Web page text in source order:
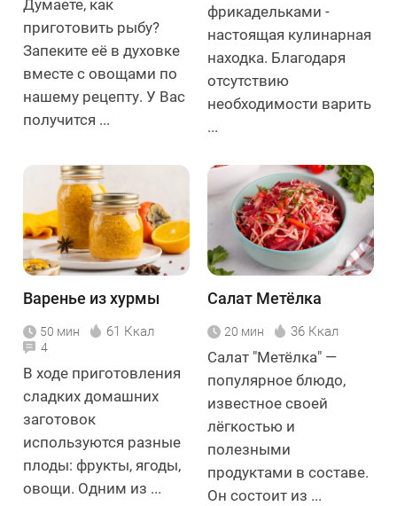
Думаете, как
приготовить рыбу?
Запеките её в духовке
вместе с овощами по
нашему рецепту. У Вас
получится ...
фрикадельками -
настоящая кулинарная
находка. Благодаря
отсутствию
необходимости варить
...
Варенье из хурмы
50 мин 61 Ккал
4
В ходе приготовления
сладких домашних
заготовок
используются разные
плоды: фрукты, ягоды,
овощи. Одним из ...
Салат Метёлка
20 мин 36 Ккал
Салат "Метёлка" —
популярное блюдо,
известное своей
лёгкостью и
полезными
продуктами в составе.
Он состоит из ...